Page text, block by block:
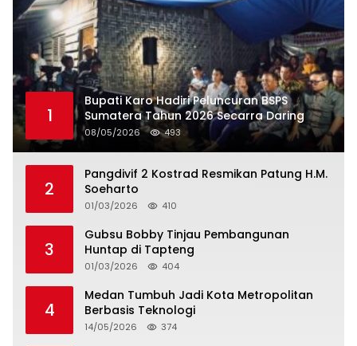
1
Bupati Karo Hadiri Peluncuran BSPS
Sumatera Tahun 2026 Secarra Daring
08/05/2026 493
2
Pangdivif 2 Kostrad Resmikan Patung H.M.
Soeharto
01/03/2026 410
3
Gubsu Bobby Tinjau Pembangunan
Huntap di Tapteng
01/03/2026 404
4
Medan Tumbuh Jadi Kota Metropolitan
Berbasis Teknologi
14/05/2026 374